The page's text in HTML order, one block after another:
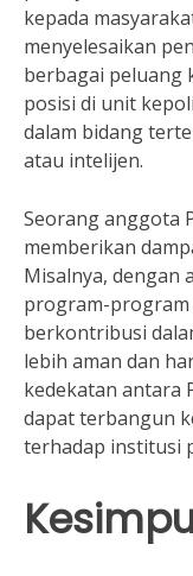
kepada
menyelesaikan
berbagai peluang
posisi di unit
dalam bidang
atau intelijen.
Seorang anggota
memberikan
Misalnya, dengan
program-program
berkontribusi
lebih aman dan
kedekatan antara
dapat terbangun
terhadap institusi